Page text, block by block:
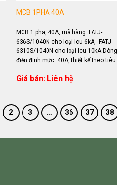
MCB 1PHA 40A
MCB 1 pha, 40A, mã hàng: FATJ-
636S/1040N cho loại Icu 6kA, FATJ-
6310S/1040N cho loại Icu 10kA Dòng
điện định mức: 40A, thiết kế theo tiêu
Giá bán: Liên hệ
2 3 … 36 37 38